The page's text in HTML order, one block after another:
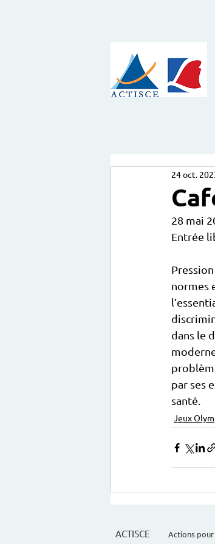
24 oct.
28 mai
Entrée
normes
dans le
par ses
santé.
Jeux
ACTISCE Actions